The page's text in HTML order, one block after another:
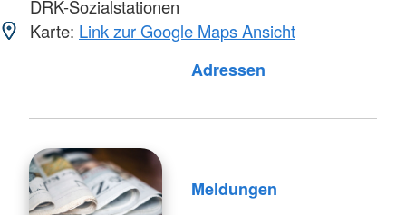
DRK-Sozialstationen
Karte: Link zur Google Maps Ansicht
Adressen
Meldungen